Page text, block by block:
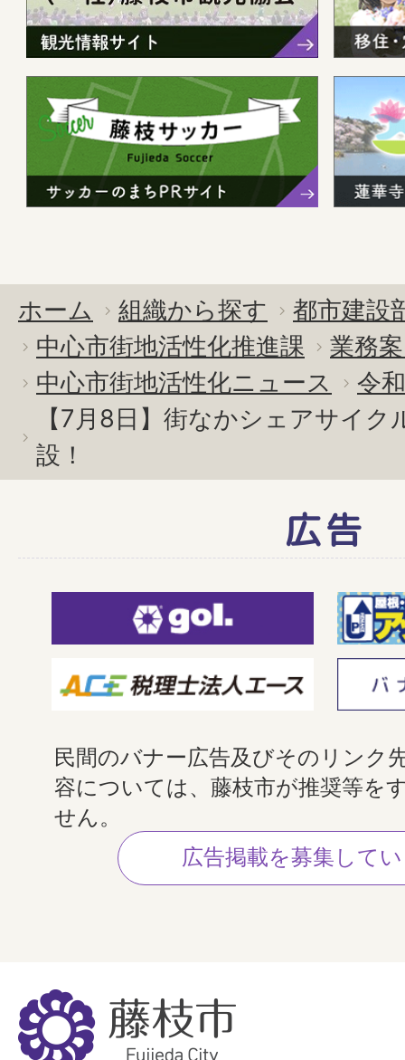
ホーム 組織から探す
都市建設
中心市街地活性化推進課
業務
中心市街地活性化ニュース
令
【7月8日】街なかシェアサイ
設！
広告
民間のバナー広告及びそのリンク
容については、藤枝市が推奨等を
せん。
広告掲載を募集して
藤
枝